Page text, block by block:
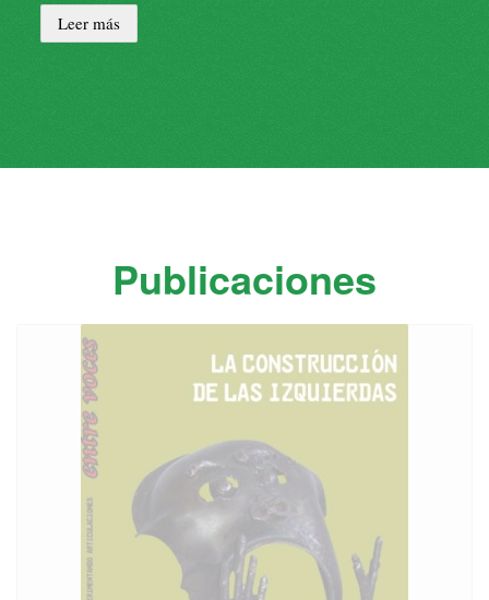
Leer más
incapacidad del municipio local para crear las condiciones
elementales de alojamiento para los habitantes y una
Publicaciones